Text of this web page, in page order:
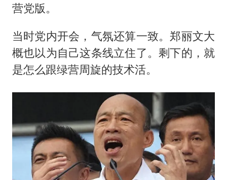
营党版。
当时党内开会，气氛还算一致。郑丽文大
概也以为自己这条线立住了。剩下的，就
是怎么跟绿营周旋的技术活。